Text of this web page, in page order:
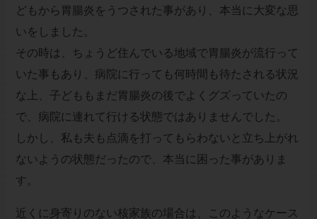
どもから胃腸炎をうつされた事があり、本当に大変な思
いをしました。
その時は、ちょうど住んでいる地域で胃腸炎が流行って
いた事もあり、病院に行っても何時間も待たされる状況
な上、子どももまだ胃腸炎の後でよくグズっていたの
で、病院に連れて行ける状態ではありませんでした。
しかし、私も夫も点滴を打ってもらわないと立ち上がれ
ないようの状態だったので、本当に困った事がありま
す。
近くに身寄りのない核家族の場合は、このようなケース